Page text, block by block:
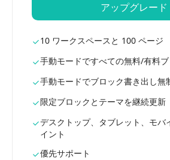
アップグレード
10 ワークスペースと 100 ページ
手動モードですべての無料/有料
手動モードでブロック書き出し無
限定ブロックとテーマを継続更新
デスクトップ、タブレット、モバ
イント
優先サポート